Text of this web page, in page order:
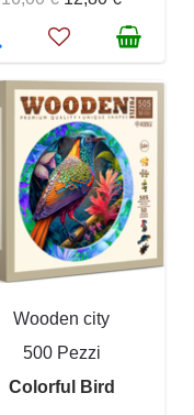
Wooden city
500 Pezzi
Colorful Bird